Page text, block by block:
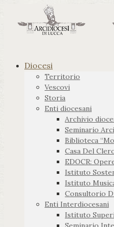
Diocesi
Territorio
Vescovi
Storia
Enti diocesani
Archivio
Seminario
Biblioteca
Casa Del
EDOCR:
Istituto
Istituto
Consultorio
Enti Interdiocesani
Istituto